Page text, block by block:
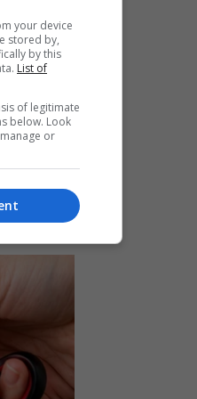
dhe
në
se
holla
your device
stored by,
by this
List of
of legitimate
below. Look
or